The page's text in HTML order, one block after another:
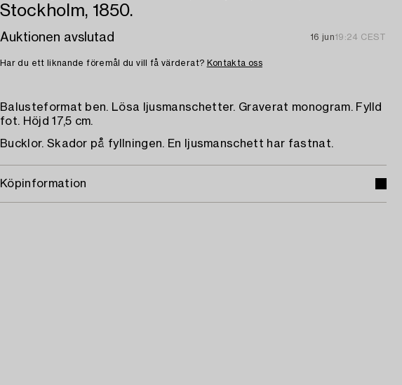
Stockholm, 1850.
Auktionen avslutad 16 jun19:24 CEST
Har du ett liknande föremål du vill få värderat? Kontakta oss
Balusteformat ben. Lösa ljusmanschetter. Graverat monogram. Fylld
fot. Höjd 17,5 cm.
Bucklor. Skador på fyllningen. En ljusmanschett har fastnat.
Köpinformation